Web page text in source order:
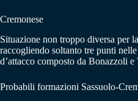
Cremonese
Situazione non troppo diversa per la
raccogliendo soltanto tre punti
d’attacco composto da Bonazzoli e
Probabili formazioni Sassuolo-